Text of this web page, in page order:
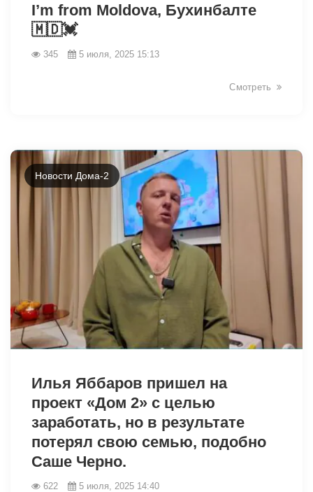
I’m from Moldova, Бухинбалте
🇲🇩💓
345 5 июля, 2025 15:13
Смотреть
Новости Дома-2
Илья Яббаров пришел на
проект «Дом 2» с целью
заработать, но в результате
потерял свою семью, подобно
Саше Черно.
622 5 июля, 2025 14:40